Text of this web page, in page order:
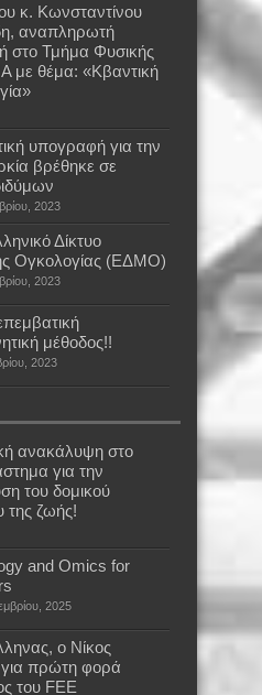
κ. Κωνσταντίνου
αναπληρωτή
στο Τμήμα Φυσικής
με θέμα: «Κβαντική
υπογραφή για την
βρέθηκε σε
2023
Δίκτυο
Ογκολογίας (ΕΔΜΟ)
2023
μέθοδος!!
2023
ανακάλυψη στο
για την
του δομικού
της ζωής!
and Omics for
2025
o Νίκος
πρώτη φορά
του FEE